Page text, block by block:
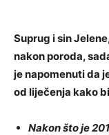
Suprug i sin
nakon poroda,
je napomenuti da
od liječenja kako
Nakon što je